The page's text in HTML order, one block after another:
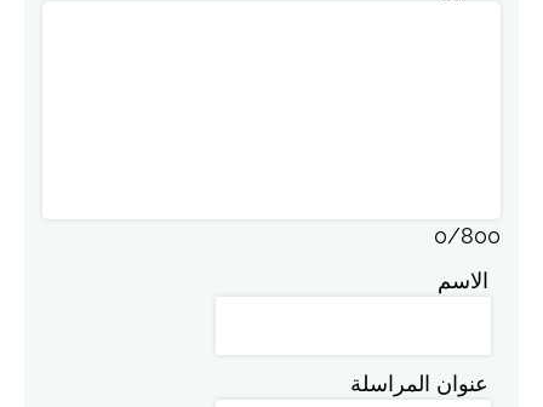
0/800
الاسم
عنوان المراسلة